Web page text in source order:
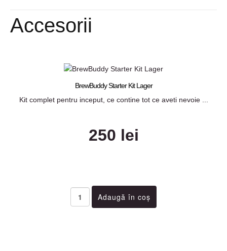
Accesorii
BrewBuddy Starter Kit Lager
Kit complet pentru inceput, ce contine tot ce aveti nevoie ...
250 lei